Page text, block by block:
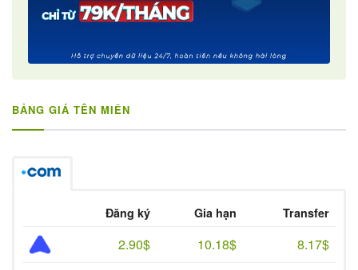
BẢNG GIÁ TÊN MIỀN
Đăng ký Gia hạn Transfer
2.90$ 10.18$
8.17$